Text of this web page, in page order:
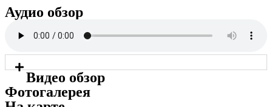
Аудио обзор
Видео обзор
Фотогалерея